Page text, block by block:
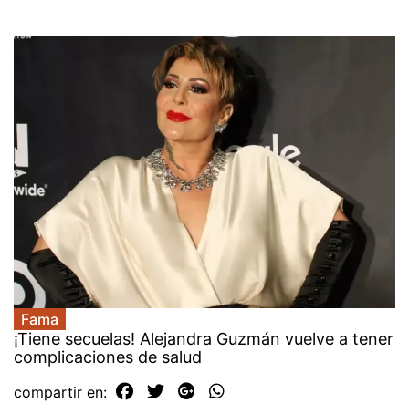
Fama
¡Tiene secuelas! Alejandra Guzmán vuelve a tener
complicaciones de salud
compartir en: